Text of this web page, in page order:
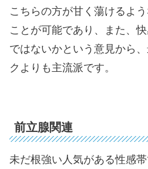
こちらの方が甘く蕩けるよ
ことが可能であり、また、
ではないかという意見から
クよりも主流派です。
前立腺関連
未だ根強い人気がある性感